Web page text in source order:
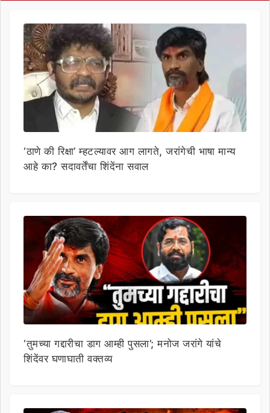
‘ठाणे की रिक्षा’ म्हटल्यावर आग लागते, जरांगेची भाषा मान्य
आहे का? सदावर्तेंचा शिंदेंना सवाल
‘तुमच्या गद्दारीचा डाग आम्ही पुसला’; मनोज जरांगे यांचे
शिंदेंवर घणाघाती वक्तव्य